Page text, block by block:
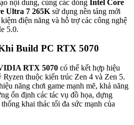
nội dung, cùng các dòng Intel Core
Ultra 7 265K sử dụng nền tảng mới
điện năng và hỗ trợ các công nghệ
5.0.
Build PC RTX 5070
RTX 5070 có thể kết hợp hiệu
thuộc kiến trúc Zen 4 và Zen 5.
năng chơi game mạnh mẽ, khả năng
ổn định các tác vụ đồ họa, dựng
khai thác tối đa sức mạnh của